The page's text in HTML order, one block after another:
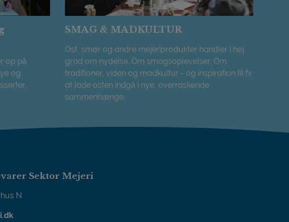
op på
og
SMAG & MADKULTUR
Ost, smør og andre mejeriprodukter handler i høj
grad om nydelse. Om smagsoplevelser. Om
traditioner, viden og madkultur - og inspiration til fx
at lade osten indgå i nye, overraskende
sammenhænge.
Sektor Mejeri
N